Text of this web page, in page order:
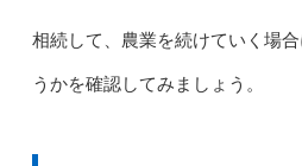
相続して、農業を続けていく場
うかを確認してみましょう。